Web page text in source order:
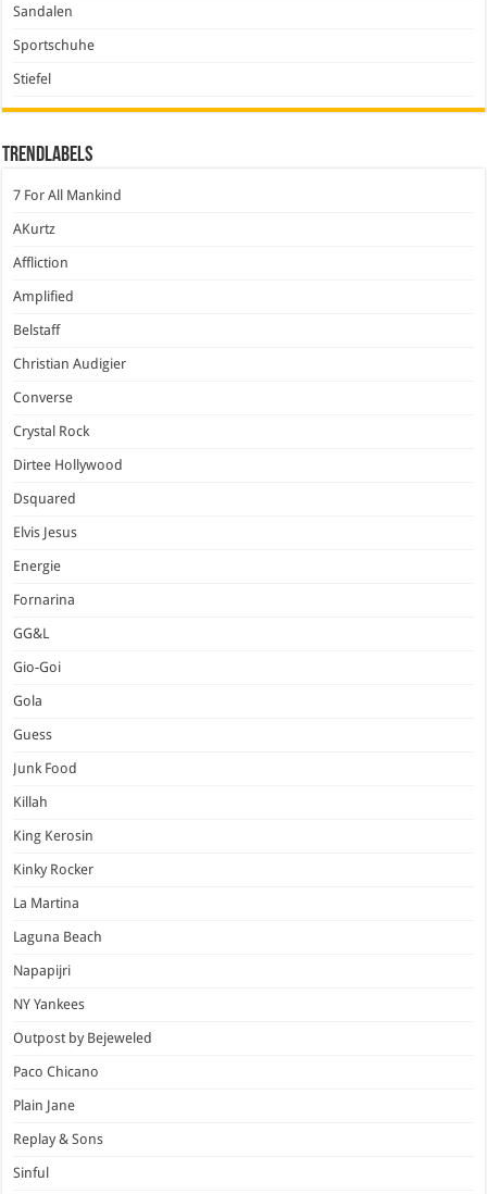
Sandalen
Sportschuhe
Stiefel
Trendlabels
7 For All Mankind
AKurtz
Affliction
Amplified
Belstaff
Christian Audigier
Converse
Crystal Rock
Dirtee Hollywood
Dsquared
Elvis Jesus
Energie
Fornarina
GG&L
Gio-Goi
Gola
Guess
Junk Food
Killah
King Kerosin
Kinky Rocker
La Martina
Laguna Beach
Napapijri
NY Yankees
Outpost by Bejeweled
Paco Chicano
Plain Jane
Replay & Sons
Sinful